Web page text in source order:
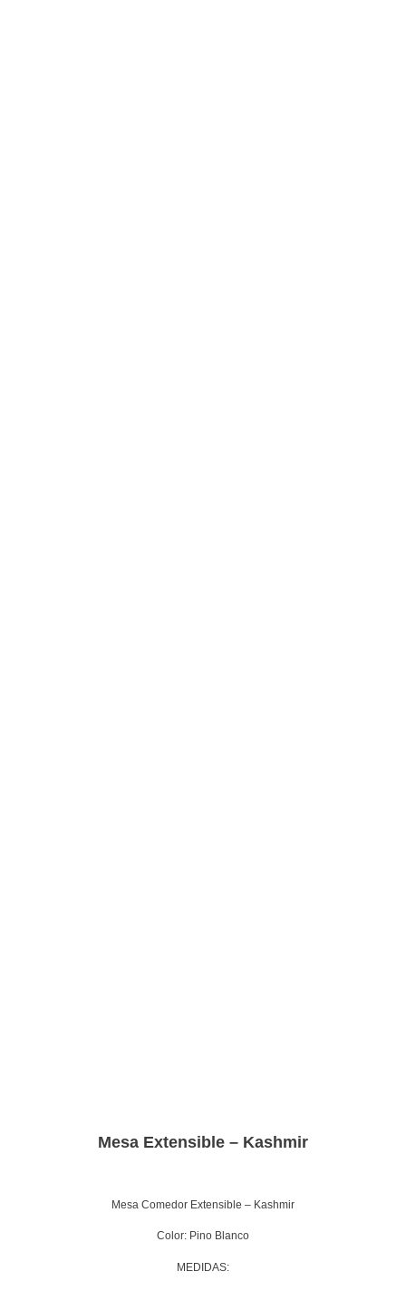
Mesa Extensible – Kashmir
Mesa Comedor Extensible – Kashmir
Color: Pino Blanco
MEDIDAS: